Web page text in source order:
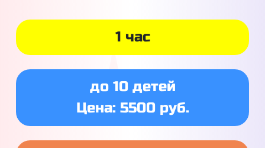
1 час
до 10 детей
Цена: 5500 руб.